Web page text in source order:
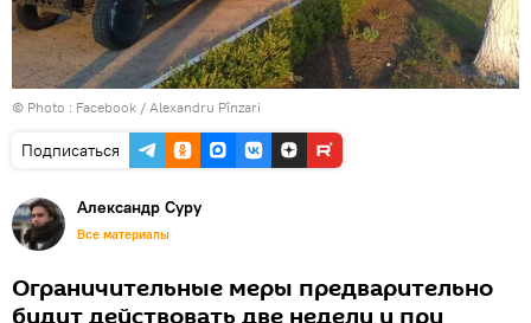
© Photo : Facebook / Alexandru Pînzari
Подписаться
Александр Суру
Все материалы
Ограничительные меры предварительно